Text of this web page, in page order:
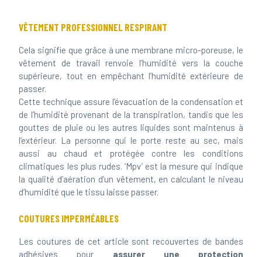
Cela signifie que grâce à une membrane micro-poreuse, le
vêtement de travail renvoie l’humidité vers la couche
supérieure, tout en empêchant l’humidité extérieure de
passer.
Cette technique assure l’évacuation de la condensation et
de l’humidité provenant de la transpiration, tandis que les
gouttes de pluie ou les autres liquides sont maintenus à
l’extérieur. La personne qui le porte reste au sec, mais
aussi au chaud et protégée contre les conditions
climatiques les plus rudes. ‘Mpv’ est la mesure qui indique
la qualité d’aération d’un vêtement, en calculant le niveau
d’humidité que le tissu laisse passer.
Les coutures de cet article sont recouvertes de bandes
adhésives pourassurer une protection
supplémentairecontre le vent et la pluie.